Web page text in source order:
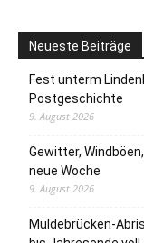
Neueste Beiträge
Fest unterm
Postgeschichte
9. August 2026
Gewitter,
neue Woche
9. August 2026
Muldebrücken-